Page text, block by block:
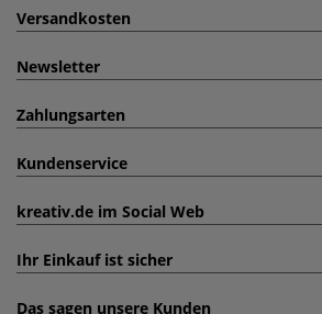
Versandkosten
Newsletter
Zahlungsarten
Kundenservice
kreativ.de im Social Web
Ihr Einkauf ist sicher
Das sagen unsere Kunden